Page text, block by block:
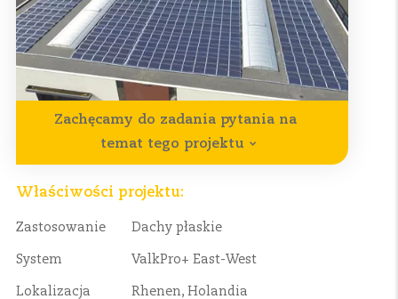
Zachęcamy do zadania pytania na
temat tego projektu
Właściwości projektu:
Zastosowanie Dachy płaskie
System ValkPro+ East-West
Lokalizacja Rhenen, Holandia